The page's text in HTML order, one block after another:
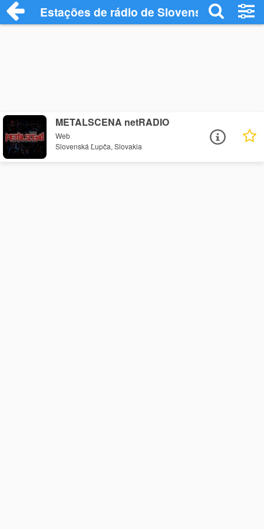
Estações de rádio de Slovenská Ľupča -
METALSCENA netRADIO
Web
Slovenská Ľupča, Slovakia